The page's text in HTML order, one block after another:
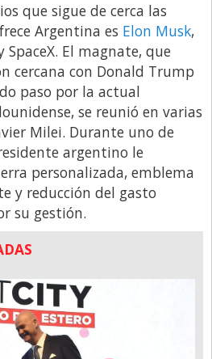
que sigue de cerca las
Argentina es Elon Musk,
El magnate, que
cercana con Donald Trump
paso por la actual
se reunió en varias
Milei. Durante uno de
argentino le
personalizada, emblema
y reducción del gasto
su gestión.